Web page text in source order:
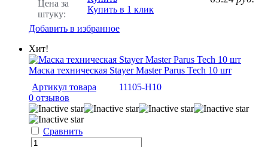
Цена за
штуку:
Купить в 1 клик
Добавить в избранное
Хит!
Маска техническая Stayer Master Parus Tech 10 шт
Артикул товара
11105-H10
0 отзывов
Сравнить